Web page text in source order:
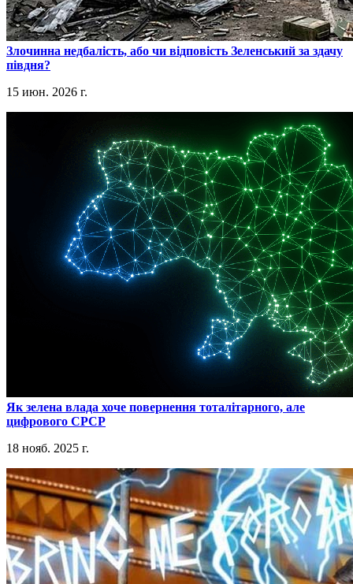
​Злочинна недбалість, або чи відповість Зеленський за здачу
півдня?
15 июн. 2026 г.
​Як зелена влада хоче повернення тоталітарного, але
цифрового СРСР
18 нояб. 2025 г.